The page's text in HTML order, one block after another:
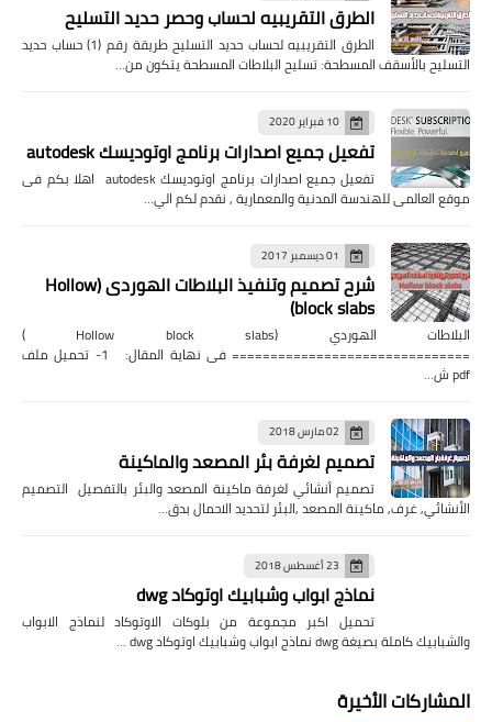
الطرق التقريبيه لحساب وحصر حديد التسليح
الطرق التقريبيه لحساب حديد التسليح طريقة رقم (1) حساب حديد
التسليح بالأسقف المسطحة: تسليح البلاطات المسطحة يتكون من…
10 فبراير 2020
تفعيل جميع اصدارات برنامج اوتوديسك autodesk
تفعيل جميع اصدارات برنامج اوتوديسك autodesk اهلا بكم فى
موقع العالمى للهندسة المدنية والمعمارية , نقدم لكم الي…
01 ديسمبر 2017
شرح تصميم وتنفيذ البلاطات الهوردى (Hollow
block slabs)
البلاطات الهوردي (Hollow block slabs )
=============================== فى نهاية المقال: 1- تحميل ملف
pdf ش…
02 مارس 2018
تصميم لغرفة بئر المصعد والماكينة
تصميم أنشائي لغرفة ماكينة المصعد والبئر بالتفصيل التصميم
الأنشائي, غرف, ماكينة المصعد ,البئر لتحديد الاحمال بدق…
23 أغسطس 2018
نماذج ابواب وشبابيك اوتوكاد dwg
تحميل اكبر مجموعة من بلوكات الاوتوكاد لنماذج الابواب
والشبابيك كاملة بصيغة dwg نماذج ابواب وشبابيك اوتوكاد dwg …
المشاركات الأخيرة